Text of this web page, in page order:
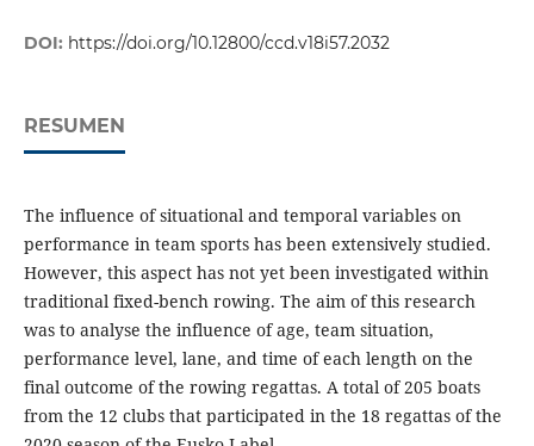
DOI: https://doi.org/10.12800/ccd.v18i57.2032
RESUMEN
The influence of situational and temporal variables on
performance in team sports has been extensively studied.
However, this aspect has not yet been investigated within
traditional fixed-bench rowing. The aim of this research
was to analyse the influence of age, team situation,
performance level, lane, and time of each length on the
final outcome of the rowing regattas. A total of 205 boats
from the 12 clubs that participated in the 18 regattas of the